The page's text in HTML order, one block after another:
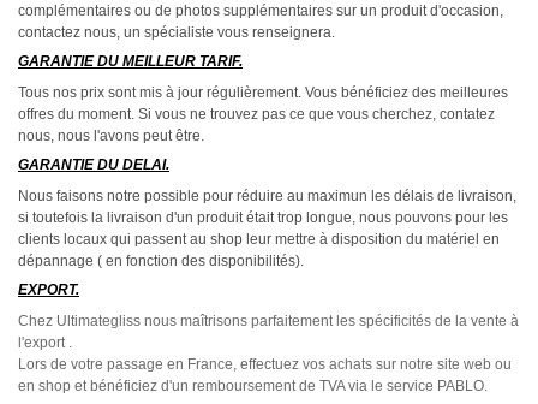
complémentaires ou de photos supplémentaires sur un produit d'occasion,
contactez nous, un spécialiste vous renseignera.
GARANTIE DU MEILLEUR TARIF.
Tous nos prix sont mis à jour régulièrement. Vous bénéficiez des meilleures
offres du moment. Si vous ne trouvez pas ce que vous cherchez, contatez
nous, nous l'avons peut être.
GARANTIE DU DELAI.
Nous faisons notre possible pour réduire au maximun les délais de livraison,
si toutefois la livraison d'un produit était trop longue, nous pouvons pour les
clients locaux qui passent au shop leur mettre à disposition du matériel en
dépannage ( en fonction des disponibilités).
EXPORT.
Chez Ultimategliss nous maîtrisons parfaitement les spécificités de la vente à
l'export .
Lors de votre passage en France, effectuez vos achats sur notre site web ou
en shop et bénéficiez d'un remboursement de TVA via le service PABLO.